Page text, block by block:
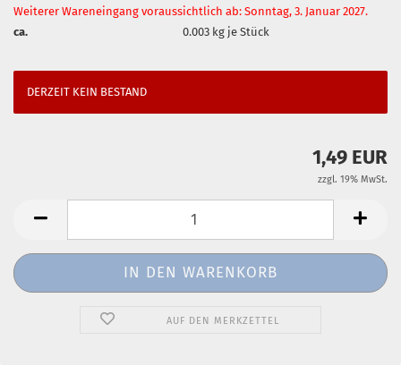
Weiterer Wareneingang voraussichtlich ab: Sonntag, 3. Januar 2027.
ca.
0.003 kg je Stück
DERZEIT KEIN BESTAND
1,49 EUR
zzgl. 19% MwSt.
AUF DEN MERKZETTEL